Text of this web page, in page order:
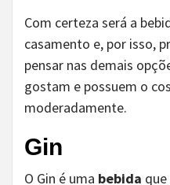
Com certeza será a
casamento e, por isso,
pensar nas demais
gostam e possuem o
moderadamente.
Gin
O Gin é uma bebida